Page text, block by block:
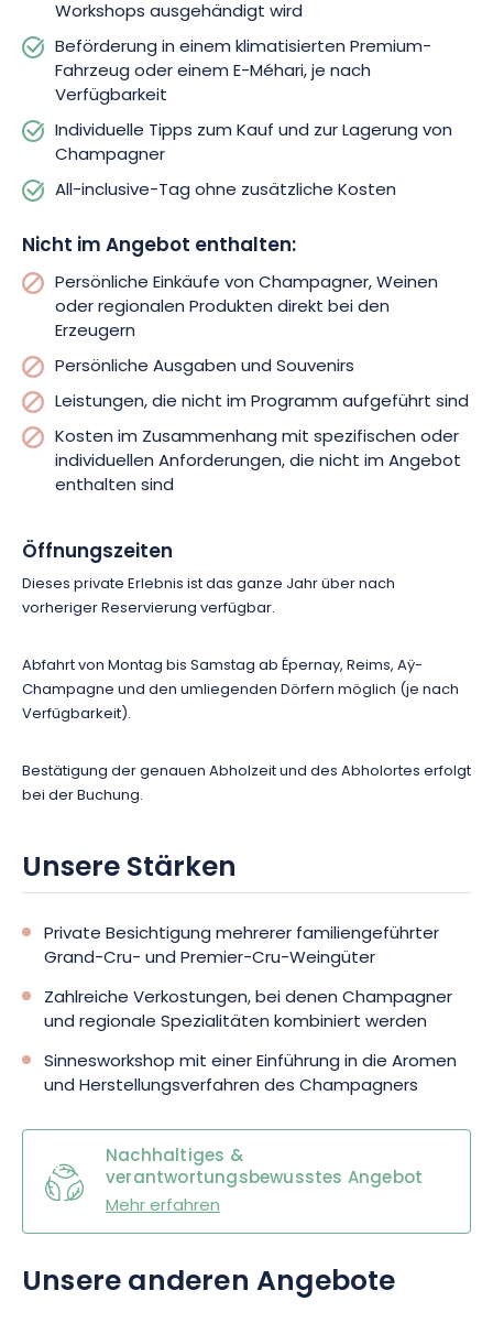
Workshops ausgehändigt wird
Beförderung in einem klimatisierten Premium-
Fahrzeug oder einem E-Méhari, je nach
Verfügbarkeit
Individuelle Tipps zum Kauf und zur Lagerung von
Champagner
All-inclusive-Tag ohne zusätzliche Kosten
Nicht im Angebot enthalten:
Persönliche Einkäufe von Champagner, Weinen
oder regionalen Produkten direkt bei den
Erzeugern
Persönliche Ausgaben und Souvenirs
Leistungen, die nicht im Programm aufgeführt sind
Kosten im Zusammenhang mit spezifischen oder
individuellen Anforderungen, die nicht im Angebot
enthalten sind
Öffnungszeiten
Dieses private Erlebnis ist das ganze Jahr über nach
vorheriger Reservierung verfügbar.
Abfahrt von Montag bis Samstag ab Épernay, Reims, Aÿ-
Champagne und den umliegenden Dörfern möglich (je nach
Verfügbarkeit).
Bestätigung der genauen Abholzeit und des Abholortes erfolgt
bei der Buchung.
Unsere Stärken
Private Besichtigung mehrerer familiengeführter
Grand-Cru- und Premier-Cru-Weingüter
Zahlreiche Verkostungen, bei denen Champagner
und regionale Spezialitäten kombiniert werden
Sinnesworkshop mit einer Einführung in die Aromen
und Herstellungsverfahren des Champagners
Nachhaltiges &
verantwortungsbewusstes Angebot
Mehr erfahren
Unsere anderen Angebote